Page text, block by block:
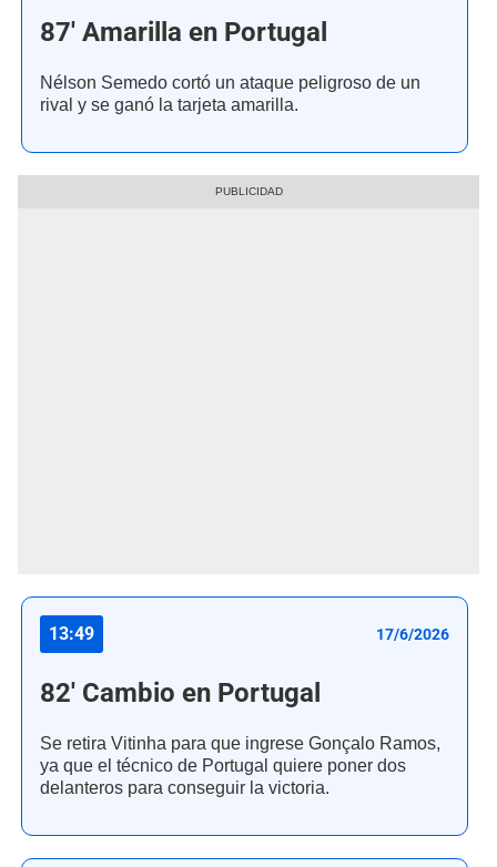
87' Amarilla en Portugal
Nélson Semedo cortó un ataque peligroso de un
rival y se ganó la tarjeta amarilla.
13:49 17/6/2026
82' Cambio en Portugal
Se retira Vitinha para que ingrese Gonçalo Ramos,
ya que el técnico de Portugal quiere poner dos
delanteros para conseguir la victoria.